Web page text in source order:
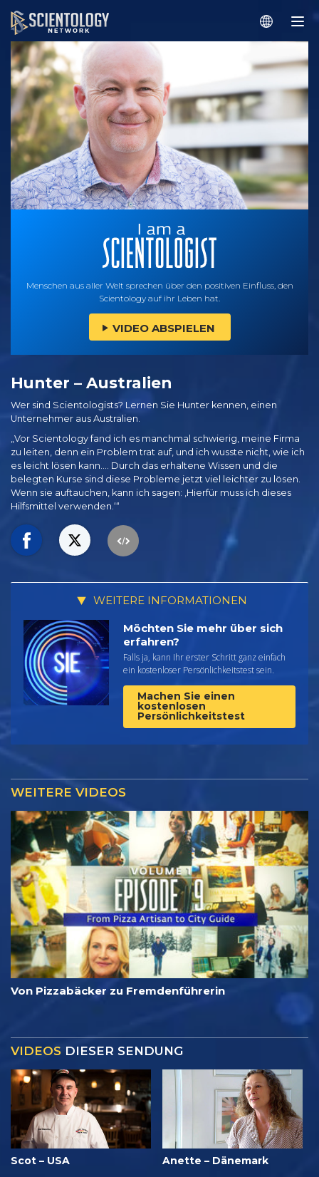
Menschen aus aller Welt sprechen über den positiven Einfluss, den
Scientology auf ihr Leben hat.
VIDEO ABSPIELEN
Hunter – Australien
Wer sind Scientologists? Lernen Sie Hunter kennen, einen
Unternehmer aus Australien.
„Vor Scientology fand ich es manchmal schwierig, meine Firma
zu leiten, denn ein Problem trat auf, und ich wusste nicht, wie ich
es leicht lösen kann.… Durch das erhaltene Wissen und die
belegten Kurse sind diese Probleme jetzt viel leichter zu lösen.
Wenn sie auftauchen, kann ich sagen: ‚Hierfür muss ich dieses
Hilfsmittel verwenden.‘“
WEITERE INFORMATIONEN
Möchten Sie mehr über sich
erfahren?
Falls ja, kann Ihr erster Schritt ganz einfach
ein kostenloser Persönlichkeitstest sein.
Machen Sie einen
kostenlosen
Persönlichkeitstest
WEITERE VIDEOS
Von Pizzabäcker zu Fremdenführerin
VIDEOS DIESER SENDUNG
Scot – USA Anette – Dänemark